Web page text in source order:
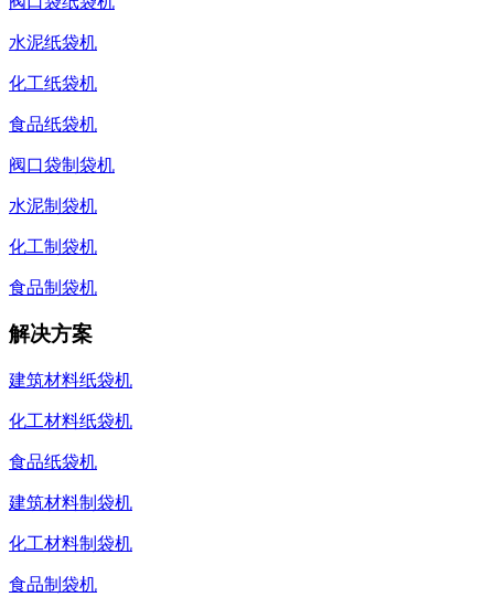
水泥纸袋机
化工纸袋机
食品纸袋机
阀口袋制袋机
水泥制袋机
化工制袋机
食品制袋机
解决方案
建筑材料纸袋机
化工材料纸袋机
食品纸袋机
建筑材料制袋机
化工材料制袋机
食品制袋机